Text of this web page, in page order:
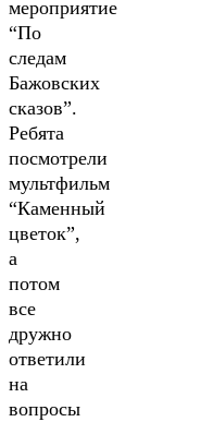
мероприятие
“По
следам
Бажовских
сказов”.
Ребята
посмотрели
мультфильм
“Каменный
цветок”,
а
потом
все
дружно
ответили
на
вопросы